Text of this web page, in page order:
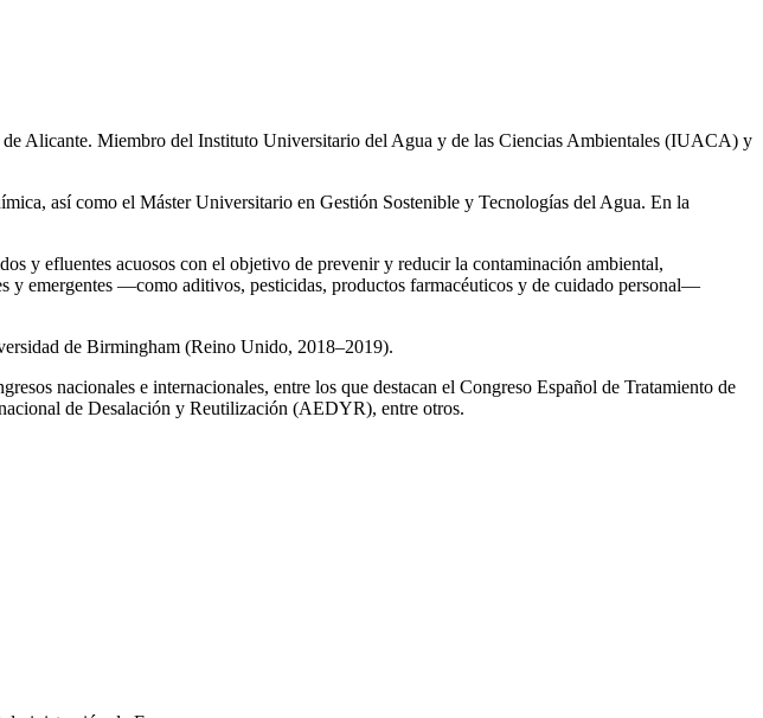
Alicante. Miembro del Instituto Universitario del Agua y de las Ciencias Ambientales (IUACA) y
así como el Máster Universitario en Gestión Sostenible y Tecnologías del Agua. En la
y efluentes acuosos con el objetivo de prevenir y reducir la contaminación ambiental,
y emergentes —como aditivos, pesticidas, productos farmacéuticos y de cuidado personal—
de Birmingham (Reino Unido, 2018–2019).
nacionales e internacionales, entre los que destacan el Congreso Español de Tratamiento de
de Desalación y Reutilización (AEDYR), entre otros.